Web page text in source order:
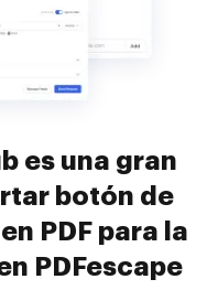
es una gran
botón de
PDF para la
PDFescape